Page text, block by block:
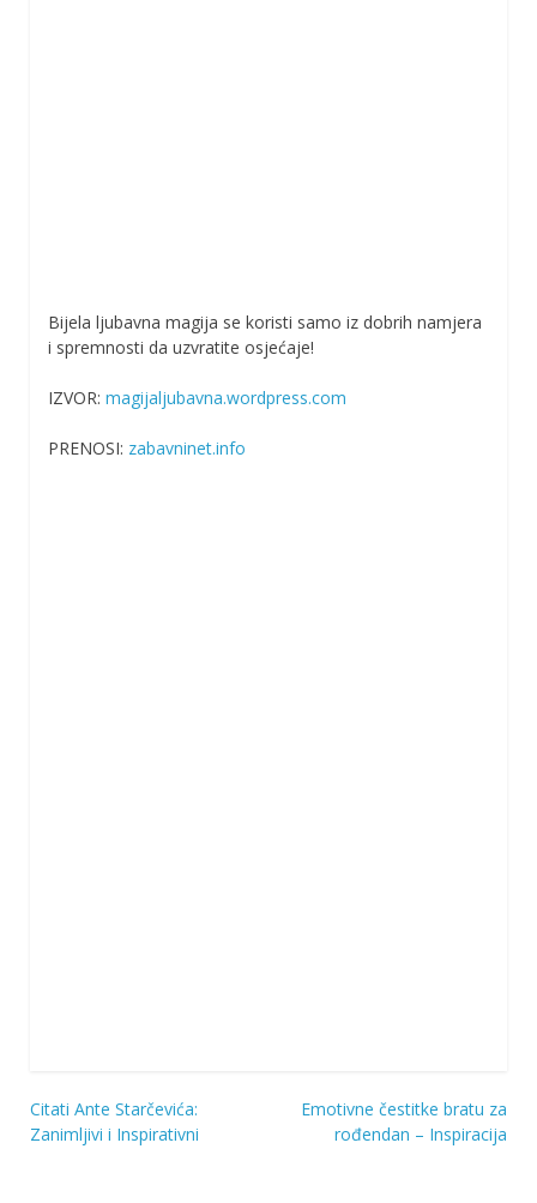
Bijela ljubavna magija se koristi samo iz dobrih namjera
i spremnosti da uzvratite osjećaje!
IZVOR: magijaljubavna.wordpress.com
PRENOSI: zabavninet.info
Navigacija
Citati Ante Starčevića:
Zanimljivi i Inspirativni
Emotivne čestitke bratu za
rođendan – Inspiracija